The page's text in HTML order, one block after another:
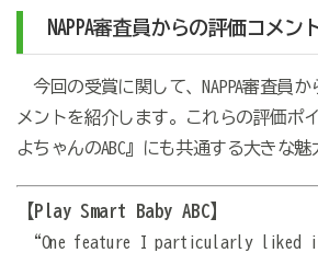
NAPPA審査員からの評価コメン
今回の受賞に関して、NAPPA審査員か
メントを紹介します。これらの評価ポ
よちゃんのABC』にも共通する大きな魅
【Play Smart Baby ABC】
“One feature I particularly liked